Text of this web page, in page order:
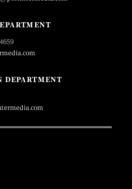
DEPARTMENT